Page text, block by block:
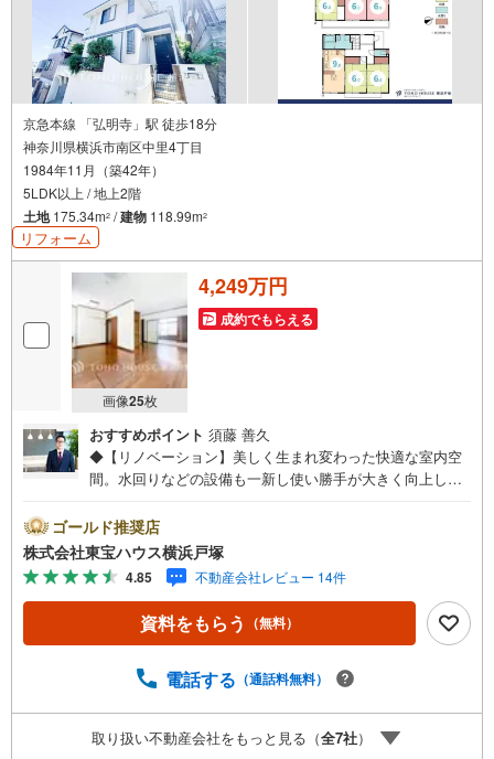
京急本線 「弘明寺」駅 徒歩18分
神奈川県横浜市南区中里4丁目
1984年11月（築42年）
5LDK以上 / 地上2階
土地175.34m2 /建物 118.99m2
リフォーム
画像25枚
4,249万円
成約でもらえる
おすすめポイント 須藤 善久
◆【リノベーション】美しく生まれ変わった快適な室内空
間。水回りなどの設備も一新し使い勝手が大きく向上しま
【開放感あふれるルーフバルコニーを完備】青空の下でガ
ーデニングやティータイムをゆったり楽しめます。心豊か
な毎日を。◆【充実の6居室】大家族でもゆったりと暮らせ
る部屋数です。お子様それぞれの個室や、テレワーク、趣
味の部屋などライフスタイルに合わせて多彩に活用できま
す。【東宝ハウス横浜戸塚】提携銀行 じぶん銀行利用可 *
必ずお問い合わせください）毎日、ご見学・ご相談が可能
合わせ、弊社へのご来社等ご相談下さい。○FPによるライ
フプランのシミュレーションライフプランにあった資金計
ゴールド推奨店
株式会社東宝ハウス横浜戸塚
4.85 不動産会社レビュー 14件
資料をもらう （無料）
電話する （通話料無料）
取り扱い不動産会社をもっと見る（全7社）